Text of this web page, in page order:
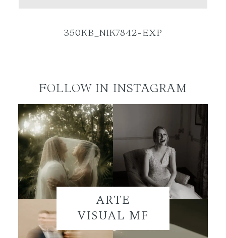
350KB_NIK7842-EXP
FOLLOW IN INSTAGRAM
ARTE
VISUAL MF